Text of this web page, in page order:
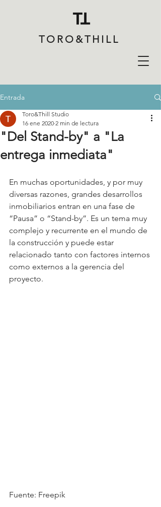
TORO&THILL
Entrada
"Del Stand-by" a "La
entrega inmediata"
Toro&Thill Studio
16 ene 2020 2 min de lectura
En muchas oportunidades, y por muy
diversas razones, grandes desarrollos
inmobiliarios entran en una fase de
“Pausa” o “Stand-by”. Es un tema muy
complejo y recurrente en el mundo de
la construcción y puede estar
relacionado tanto con factores internos
como externos a la gerencia del
proyecto.
Fuente: Freepik